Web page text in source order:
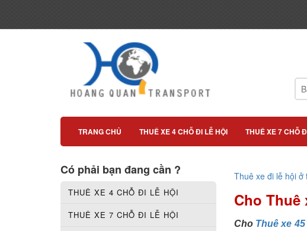
TRANG CHỦ THUÊ XE 4 CHỖ ĐI LỄ HỘI THUÊ XE 7 CHỖ
Có phải bạn đang cần ?
THUÊ XE 4 CHỖ ĐI LỄ HỘI
THUÊ XE 7 CHỖ ĐI LỄ HỘI
Thuê xe đi lễ hội ở
Cho Thuê
Cho Thuê xe